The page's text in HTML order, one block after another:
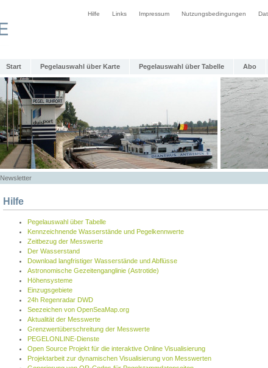
Hilfe Links Impressum Nutzungsbedingungen
Start Pegelauswahl über Karte Pegelauswahl über Tabelle Abo
Newsletter
Hilfe
Pegelauswahl über Tabelle
Kennzeichnende Wasserstände und Pegelkennwerte
Zeitbezug der Messwerte
Der Wasserstand
Download langfristiger Wasserstände und Abflüsse
Astronomische Gezeitenganglinie (Astrotide)
Höhensysteme
Einzugsgebiete
24h Regenradar DWD
Seezeichen von OpenSeaMap.org
Aktualität der Messwerte
Grenzwertüberschreitung der Messwerte
PEGELONLINE-Dienste
Open Source Projekt für die interaktive Online Visualisierung
Projektarbeit zur dynamischen Visualisierung von Messwerten